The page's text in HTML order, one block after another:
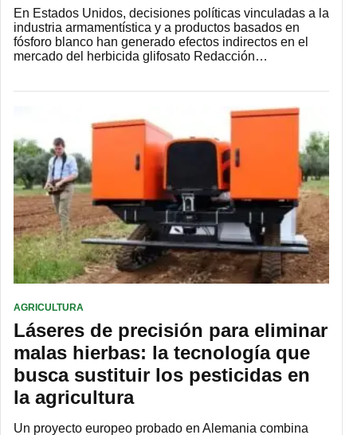
En Estados Unidos, decisiones políticas vinculadas a la
industria armamentística y a productos basados en
fósforo blanco han generado efectos indirectos en el
mercado del herbicida glifosato Redacción…
AGRICULTURA
Láseres de precisión para eliminar
malas hierbas: la tecnología que
busca sustituir los pesticidas en
la agricultura
Un proyecto europeo probado en Alemania combina